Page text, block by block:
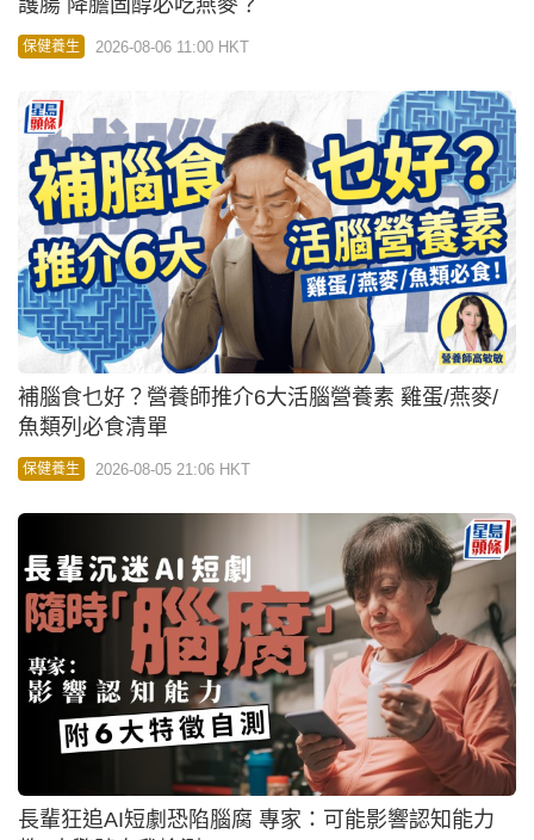
保健養生 2026-08-06 11:00 HKT
補腦食乜好？營養師推介6大活腦營養素 雞蛋/燕麥/
魚類列必食清單
保健養生 2026-08-05 21:06 HKT
長輩狂追AI短劇恐陷腦腐 專家：可能影響認知能力